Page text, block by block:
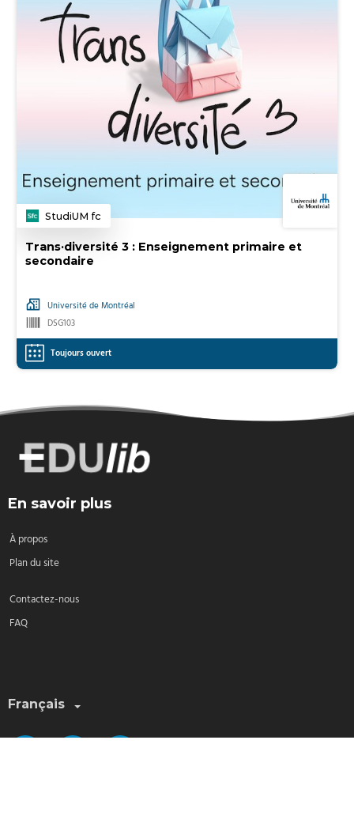
Trans·diversité 3 : Enseignement primaire et
secondaire
Université de Montréal
DSG103
Catégorie
StudiUM fc
Toujours ouvert
Français
En savoir plus
À propos
Plan du site
Contactez-nous
FAQ